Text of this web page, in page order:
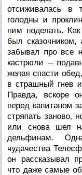
отсиживалась в
голодны и
ним поделать.
был сказочником,
забывал про все
кастрюли –
желая спасти
в страшный гнев
Правда, вскоре
перед капитаном
стряпать заново,
или снова шел
дельфинам.
чудачества
он рассказывал
что даже самые